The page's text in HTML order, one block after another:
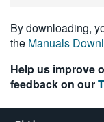
By downloading,
the Manuals
Help us improve
feedback on our